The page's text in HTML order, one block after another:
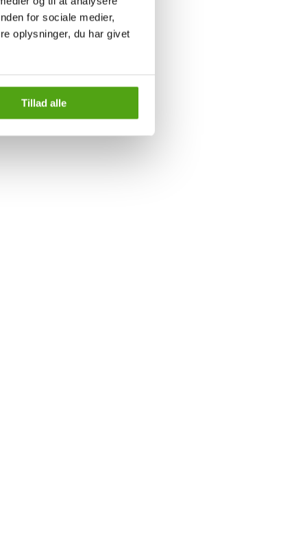
for sociale medier,
oplysninger, du har givet
Tillad alle